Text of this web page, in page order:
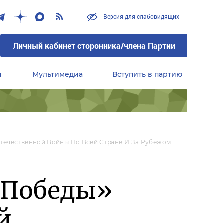
Версия для слабовидящих
Личный кабинет сторонника/члена Партии
Мультимедиа Вступить в партию
Войны По Всей Стране И За Рубежом